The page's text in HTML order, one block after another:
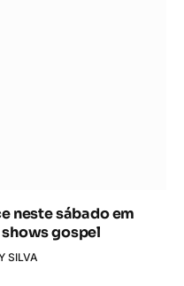
neste sábado em
gospel
SILVA